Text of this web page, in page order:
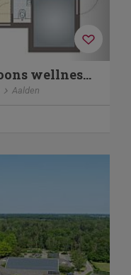
Aelderholt | 4-persoons wellnesswoning | 4ELW
Aalden